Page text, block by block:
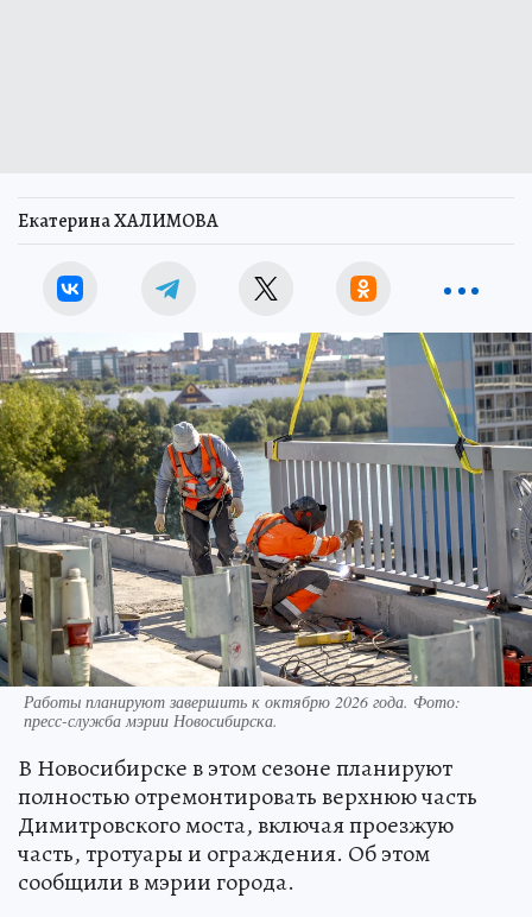
Екатерина ХАЛИМОВА
Работы планируют завершить к октябрю 2026 года. Фото:
пресс-служба мэрии Новосибирска.
В Новосибирске в этом сезоне планируют
полностью отремонтировать верхнюю часть
Димитровского моста, включая проезжую
часть, тротуары и ограждения. Об этом
сообщили в мэрии города.